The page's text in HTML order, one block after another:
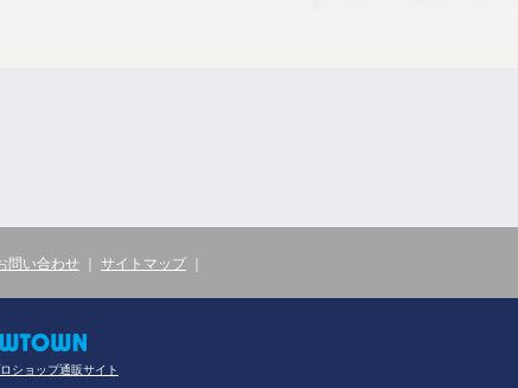
問い合わせ サイトマップ
ショップ通販サイト